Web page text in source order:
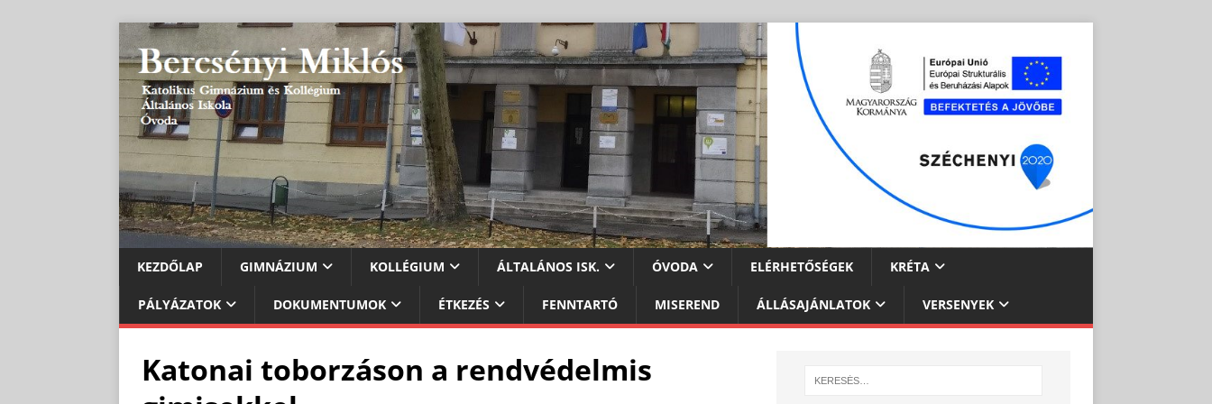
KEZDŐLAP GIMNÁZIUM KOLLÉGIUM ÁLTALÁNOS ISK. ÓVODA ELÉRHETŐSÉGEK KRÉTA
PÁLYÁZATOK DOKUMENTUMOK ÉTKEZÉS FENNTARTÓ MISEREND ÁLLÁSAJÁNLATOK VERSENYEK
Katonai toborzáson a rendvédelmis